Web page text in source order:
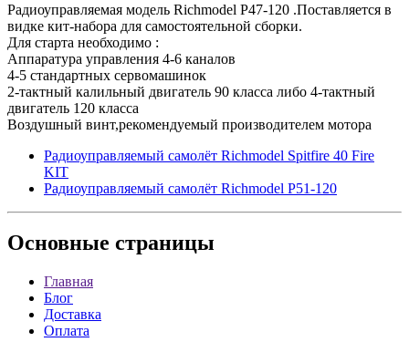
Радиоуправляемая модель Richmodel P47-120 .Поставляется в
видке кит-набора для самостоятельной сборки.
Для старта необходимо :
Аппаратура управления 4-6 каналов
4-5 стандартных сервомашинок
2-тактный калильный двигатель 90 класса либо 4-тактный
двигатель 120 класса
Воздушный винт,рекомендуемый производителем мотора
Радиоуправляемый самолёт Richmodel Spitfire 40 Fire
KIT
Радиоуправляемый самолёт Richmodel P51-120
Основные страницы
Главная
Блог
Доставка
Оплата